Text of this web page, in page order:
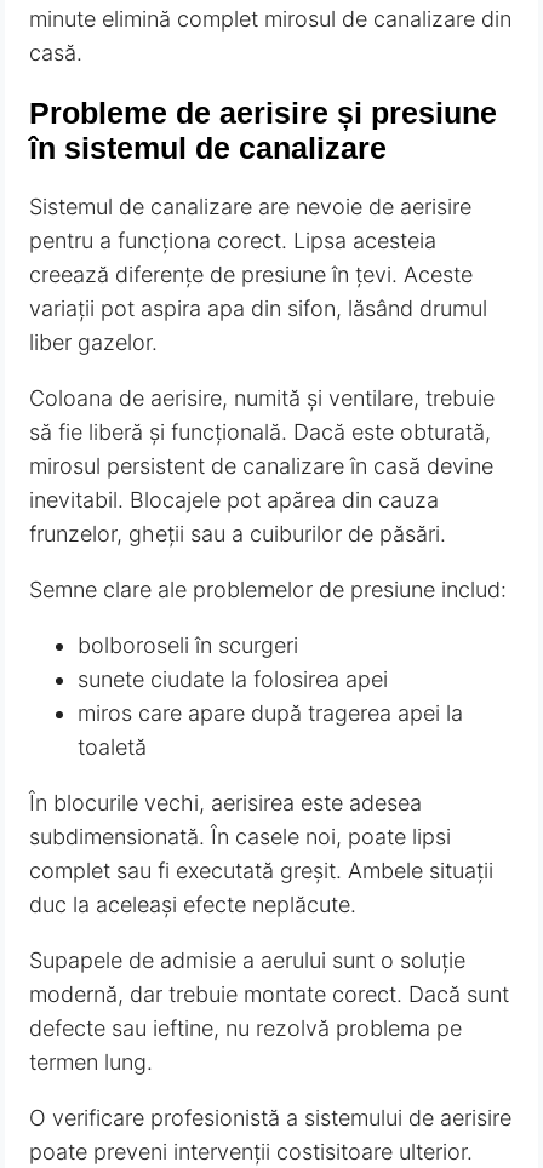
minute elimină complet mirosul de canalizare din
casă.
Probleme de aerisire și presiune
în sistemul de canalizare
Sistemul de canalizare are nevoie de aerisire
pentru a funcționa corect. Lipsa acesteia
creează diferențe de presiune în țevi. Aceste
variații pot aspira apa din sifon, lăsând drumul
liber gazelor.
Coloana de aerisire, numită și ventilare, trebuie
să fie liberă și funcțională. Dacă este obturată,
mirosul persistent de canalizare în casă devine
inevitabil. Blocajele pot apărea din cauza
frunzelor, gheții sau a cuiburilor de păsări.
Semne clare ale problemelor de presiune includ:
bolboroseli în scurgeri
sunete ciudate la folosirea apei
miros care apare după tragerea apei la
toaletă
În blocurile vechi, aerisirea este adesea
subdimensionată. În casele noi, poate lipsi
complet sau fi executată greșit. Ambele situații
duc la aceleași efecte neplăcute.
Supapele de admisie a aerului sunt o soluție
modernă, dar trebuie montate corect. Dacă sunt
defecte sau ieftine, nu rezolvă problema pe
termen lung.
O verificare profesionistă a sistemului de aerisire
poate preveni intervenții costisitoare ulterior.